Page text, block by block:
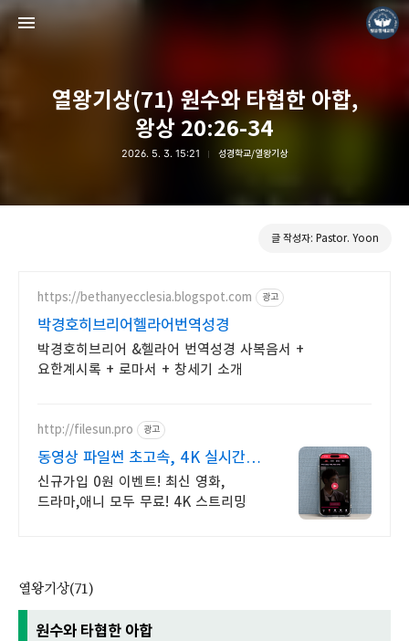
열왕기상(71) 원수와 타협한 아합,
왕상 20:26-34
2026. 5. 3. 15:21 성경학교/열왕기상
글 작성자: Pastor. Yoon
https://bethanyecclesia.blogspot.com 광고
박경호히브리어헬라어번역성경
박경호히브리어 &헬라어 번역성경 사복음서 +
요한계시록 + 로마서 + 창세기 소개
http://filesun.pro 광고
동영상 파일썬 초고속, 4K 실시간
보기!
신규가입 0원 이벤트! 최신 영화,
드라마,애니 모두 무료! 4K 스트리밍
열왕기상(71)
원수와 타협한 아합
❏말씀침례교회 ❏AV1611.net ❏Peter Yoon